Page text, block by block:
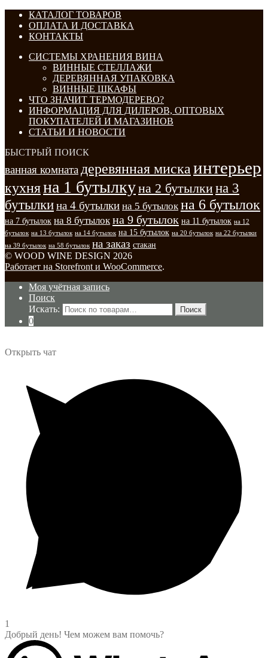
КАТАЛОГ ТОВАРОВ
ОПЛАТА И ДОСТАВКА
КОНТАКТЫ
СИСТЕМЫ ХРАНЕНИЯ ВИНА
ВИННЫЕ СТЕЛЛАЖИ
ДЕРЕВЯННАЯ УПАКОВКА
ВИННЫЕ ШКАФЫ
ЧТО ЗНАЧИТ ТЕРМОДЕРЕВО?
ИНФОРМАЦИЯ ДЛЯ ДИЛЕРОВ, ОПТОВЫХ
ПОКУПАТЕЛЕЙ И МАГАЗИНОВ
СТАТЬИ И НОВОСТИ
БЫСТРЫЙ ПОИСК
ванная комната деревянная миска интерьер
кухняна 1 бутылкуна 2 бутылкина 3
бутылкина 4 бутылки на 5 бутылок на 6 бутылок
на 7 бутылок на 8 бутылок на 9 бутылок на 11 бутылок на 12
бутылок на 13 бутылок на 14 бутылок на 15 бутылок на 20 бутылок на 22 бутылки
на 39 бутылок на 58 бутылок на заказ стакан
© WOOD WINE DESIGN 2026
Работает на Storefront и WooCommerce.
Моя учётная запись
Поиск
Искать:
Поиск
0
Открыть чат
1
Добрый день! Чем можем вам помочь?